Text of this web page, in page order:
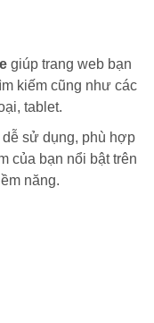
giúp trang web bạn
kiếm cũng như các
tablet.
sử dụng, phù hợp
của bạn nổi bật trên
năng.